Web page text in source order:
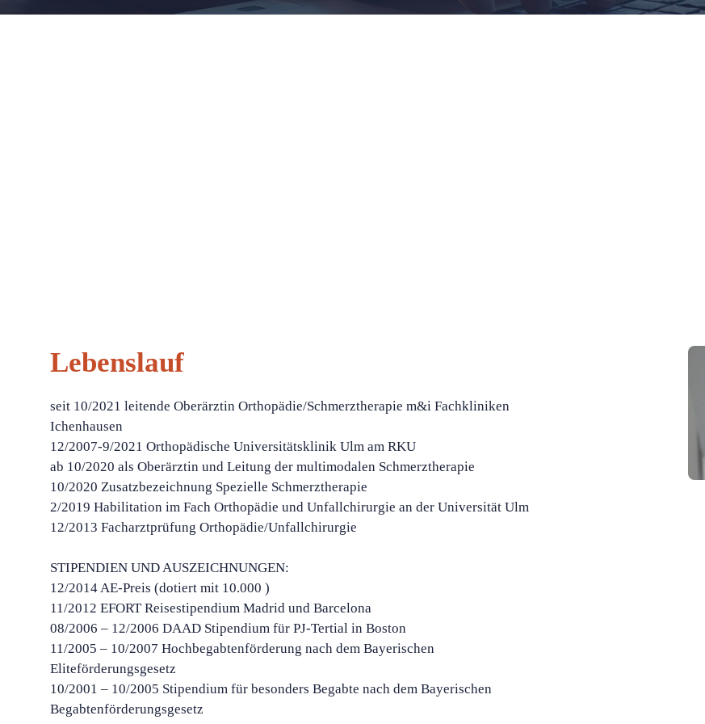
Lebenslauf
seit 10/2021 leitende Oberärztin Orthopädie/Schmerztherapie m&i Fachkliniken
Ichenhausen
12/2007-9/2021 Orthopädische Universitätsklinik Ulm am RKU
ab 10/2020 als Oberärztin und Leitung der multimodalen Schmerztherapie
10/2020 Zusatzbezeichnung Spezielle Schmerztherapie
2/2019 Habilitation im Fach Orthopädie und Unfallchirurgie an der Universität Ulm
12/2013 Facharztprüfung Orthopädie/Unfallchirurgie
STIPENDIEN UND AUSZEICHNUNGEN:
12/2014 AE-Preis (dotiert mit 10.000 )
11/2012 EFORT Reisestipendium Madrid und Barcelona
08/2006 – 12/2006 DAAD Stipendium für PJ-Tertial in Boston
11/2005 – 10/2007 Hochbegabtenförderung nach dem Bayerischen
Eliteförderungsgesetz
10/2001 – 10/2005 Stipendium für besonders Begabte nach dem Bayerischen
Begabtenförderungsgesetz